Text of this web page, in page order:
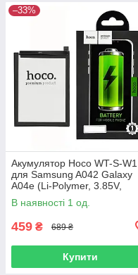
–33%
Акумулятор Hoco WT-S-W1
для Samsung A042 Galaxy
A04e (Li-Polymer, 3.85V,
5000mAh)
В наявності 1 од.
459 ₴ 689 ₴
Купити